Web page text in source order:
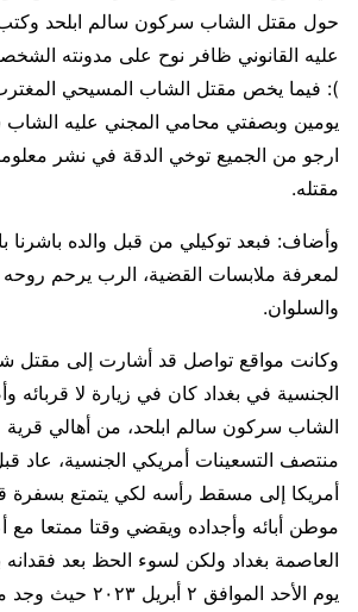
حول مقتل الشاب سركون سالم ابلحد
عليه القانوني ظافر نوح على مدونته
): فيما يخص مقتل الشاب المسيحي
يومين وبصفتي محامي المجني عليه
ارجو من الجميع توخي الدقة في نشر
مقتله.
وأضاف: فبعد توكيلي من قبل والده باشرنا
لمعرفة ملابسات القضية، الرب يرحم روحه
والسلوان.
وكانت مواقع تواصل قد أشارت إلى
الجنسية في بغداد كان في زيارة لا قربائه
الشاب سركون سالم ابلحد، من أهالي قرية
منتصف التسعينات أمريكي الجنسية، عاد
أمريكا إلى مسقط رأسه لكي يتمتع بسفرة
موطن أبائه وأجداده ويقضي وقتا ممتعا مع
العاصمة بغداد ولكن لسوء الحظ بعد فقدانه
يوم الأحد الموافق ٢